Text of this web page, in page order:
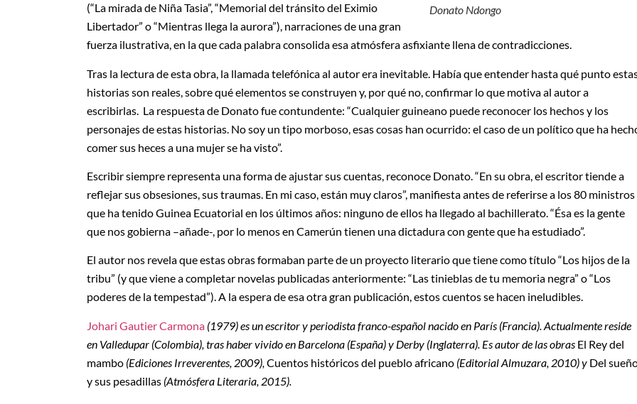
Donato Ndongo
(“La mirada de Niña Tasia”, “Memorial del tránsito del Eximio
Libertador” o “Mientras llega la aurora”), narraciones de una gran
fuerza ilustrativa, en la que cada palabra consolida esa atmósfera asfixiante llena de contradicciones.
Tras la lectura de esta obra, la llamada telefónica al autor era inevitable. Había que entender hasta qué punto
historias son reales, sobre qué elementos se construyen y, por qué no, confirmar lo que motiva al autor a
escribirlas. La respuesta de Donato fue contundente: “Cualquier guineano puede reconocer los hechos y los
personajes de estas historias. No soy un tipo morboso, esas cosas han ocurrido: el caso de un político que ha
comer sus heces a una mujer se ha visto”.
Escribir siempre representa una forma de ajustar sus cuentas, reconoce Donato. “En su obra, el escritor tiende a
reflejar sus obsesiones, sus traumas. En mi caso, están muy claros”, manifiesta antes de referirse a los 80 ministros
que ha tenido Guinea Ecuatorial en los últimos años: ninguno de ellos ha llegado al bachillerato. “Ésa es la gente
que nos gobierna –añade-, por lo menos en Camerún tienen una dictadura con gente que ha estudiado”.
El autor nos revela que estas obras formaban parte de un proyecto literario que tiene como título “Los hijos de la
tribu” (y que viene a completar novelas publicadas anteriormente: “Las tinieblas de tu memoria negra” o “Los
poderes de la tempestad”). A la espera de esa otra gran publicación, estos cuentos se hacen ineludibles.
Johari Gautier Carmona (1979) es un escritor y periodista franco-español nacido en París (Francia). Actualmente reside
en Valledupar (Colombia), tras haber vivido en Barcelona (España) y Derby (Inglaterra). Es autor de las obras El Rey del
mambo (Ediciones Irreverentes, 2009),Cuentos históricos del pueblo africano (Editorial Almuzara, 2010) y Del
y sus pesadillas (Atmósfera Literaria, 2015).